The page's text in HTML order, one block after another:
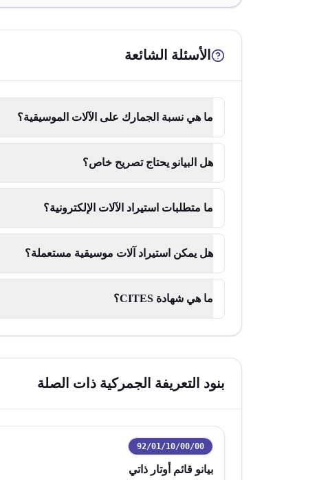
الأسئلة الشائعة
ما هي نسبة الجمارك على الآلات الموسيقية؟
هل البيانو يحتاج تصريح خاص؟
ما متطلبات استيراد الآلات الإلكترونية؟
هل يمكن استيراد آلات موسيقية مستعملة؟
ما هي شهادة CITES؟
بنود التعريفة الجمركية ذات الصلة
رمز التعريفة:
92/01/10/00/00
بيانو قائم أوتار ذاتي